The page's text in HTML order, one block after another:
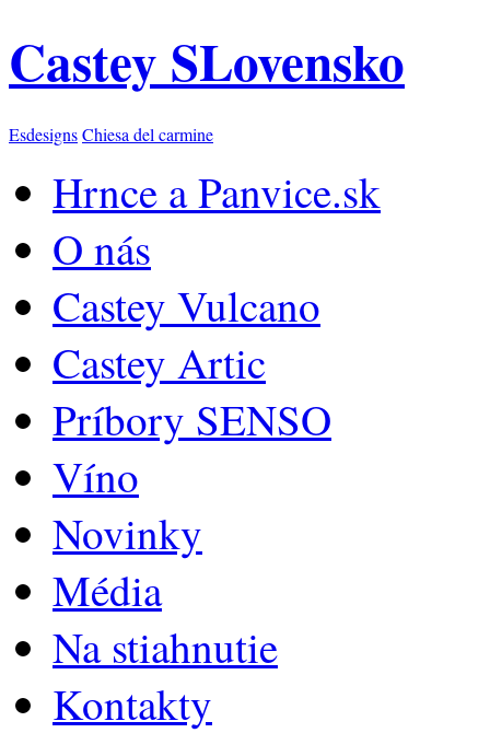
Castey SLovensko
EsdesignsChiesa del carmine
Hrnce a Panvice.sk
O nás
Castey Vulcano
Castey Artic
Príbory SENSO
Víno
Novinky
Média
Na stiahnutie
Kontakty